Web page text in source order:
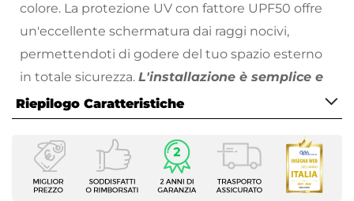
colore. La protezione UV con fattore UPF50 offre
un'eccellente schermatura dai raggi nocivi,
permettendoti di godere del tuo spazio esterno
in totale sicurezza. L'installazione è semplice e
immediatagrazie ai ganci e le corde da circa 3,5
metri inclusi, che assicurano un fissaggio stabile e
sicuro.
Scegli la vela ombreggiante idrorepellente
Riepilogo Caratteristiche
Caratteristiche
Tipologia
Vela ombreggiante